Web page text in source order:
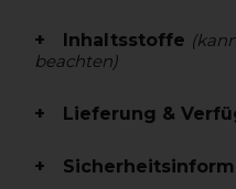
Inhaltsstoffe
beachten)
Lieferung &